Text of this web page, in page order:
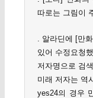
따로는 그림이
. 알라딘에 [만
있어 수정요청
저자명으로 검
미래 저자는 역
yes24의 경우